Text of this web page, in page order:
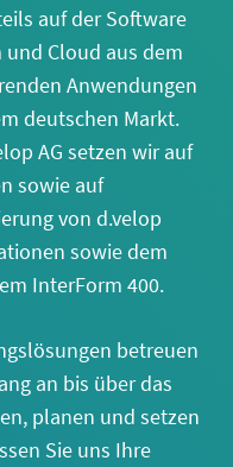
auf der Software
Cloud aus dem
Anwendungen
deutschen Markt.
AG setzen wir auf
sowie auf
von d.velop
sowie dem
InterForm 400.
betreuen
an bis über das
planen und setzen
Sie uns Ihre